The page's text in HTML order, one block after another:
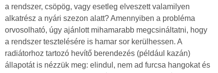
a rendszer, csöpög, vagy esetleg elveszett valamilyen
alkatrész a nyári szezon alatt? Amennyiben a probléma
orvosolható, úgy ajánlott mihamarabb megcsináltatni, hogy
a rendszer tesztelésére is hamar sor kerülhessen. A
radiátorhoz tartozó hevítő berendezés (például kazán)
állapotát is nézzük meg: elindul, nem ad furcsa hangokat és